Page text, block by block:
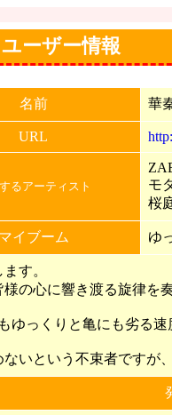
ーザー情報
名前 華
URL
るアーティスト
モ
桜
マイブーム ゆ
す。
様の心に響き渡る旋律を
ゆっくりと亀にも劣る
ないという不束者ですが